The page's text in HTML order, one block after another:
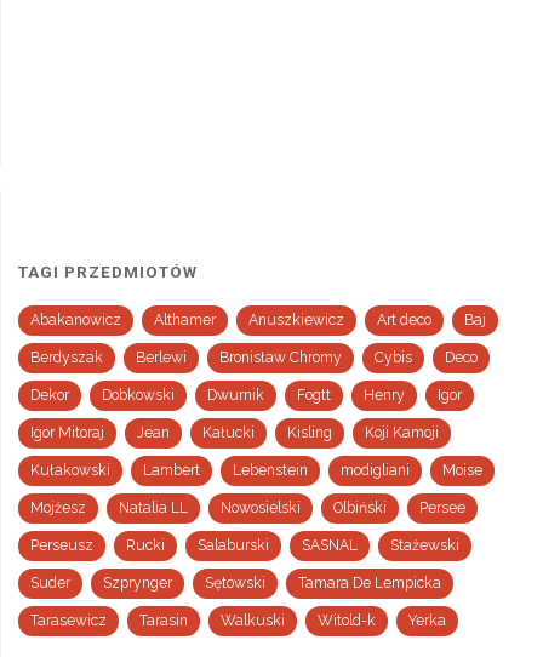
TAGI PRZEDMIOTÓW
Abakanowicz Althamer Anuszkiewicz Art deco Baj
Berdyszak Berlewi Bronisław Chromy Cybis Deco
Dekor Dobkowski Dwurnik Fogtt Henry Igor
Igor Mitoraj Jean Kałucki Kisling Koji Kamoji
Kułakowski Lambert Lebenstein modigliani Moise
Mojżesz Natalia LL Nowosielski Olbiński Persee
Perseusz Rucki Salaburski SASNAL Stażewski
Suder Szprynger Sętowski Tamara De Lempicka
Tarasewicz Tarasin Walkuski Witold-k Yerka